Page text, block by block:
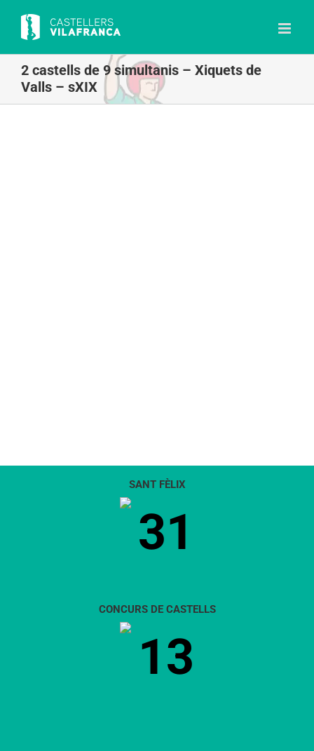
content
2 castells de 9 simultanis – Xiquets de
Valls – sXIX
SANT FÈLIX
31
CONCURS DE CASTELLS
13